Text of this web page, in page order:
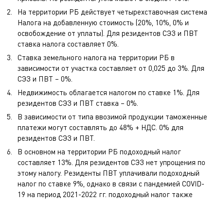
На территории РБ действует четырехставочная система
Налога на добавленную стоимость (20%, 10%, 0% и
освобождение от уплаты). Для резидентов СЭЗ и ПВТ
ставка налога составляет 0%.
Ставка земельного налога на территории РБ в
зависимости от участка составляет от 0,025 до 3%. Для
СЭЗ и ПВТ – 0%.
Недвижимость облагается налогом по ставке 1%. Для
резидентов СЭЗ и ПВТ ставка – 0%.
В зависимости от типа ввозимой продукции таможенные
платежи могут составлять до 48% + НДС. 0% для
резидентов СЭЗ и ПВТ.
В основном на территории РБ подоходный налог
составляет 13%. Для резидентов СЭЗ нет упрощения по
этому налогу. Резиденты ПВТ уплачивали подоходный
налог по ставке 9%, однако в связи с пандемией COVID-
19 на период 2021-2022 гг. подоходный налог также